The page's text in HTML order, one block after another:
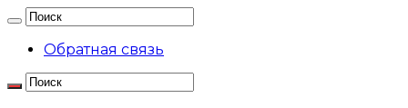
Обратная связь